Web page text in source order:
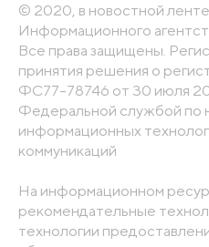
© 2020, в новостной
Информационного
Все права защищены.
принятия решения о
ФС77-78746 от 30 июля
Федеральной службой по
информационных
коммуникаций
На информационном
рекомендательные
технологии